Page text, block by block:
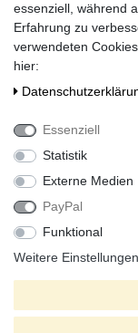
Social Media
Alle Preise inkl.
* Die verkauften
** Der kostenlose
essenziell, während
Erfahrung zu
verwendeten
hier:
Essenziell
Statistik
Externe Medien
PayPal
Funktional
Weitere Einstellungen